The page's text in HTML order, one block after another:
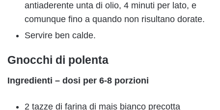
antiaderente unta di olio, 4 minuti per lato, e
comunque fino a quando non risultano dorate.
Servire ben calde.
Gnocchi di polenta
Ingredienti – dosi per 6-8 porzioni
2 tazze di farina di mais bianco precotta